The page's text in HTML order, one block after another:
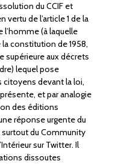
du CCIF et
vertu de l’article 1 de la
(à laquelle
constitution de 1958,
supérieure aux décrets
lequel pose
citoyens devant la loi,
et par analogie
des éditions
réponse urgente du
du Community
sur Twitter. Il
dissoutes